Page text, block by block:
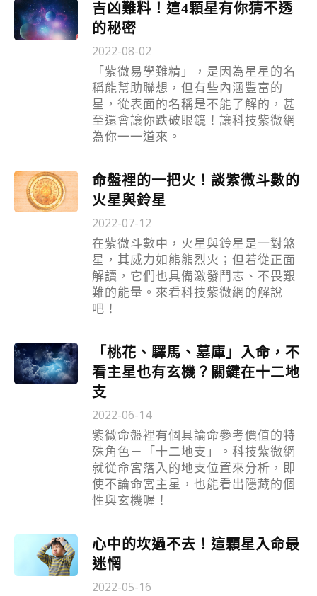
吉凶難料！這4顆星有你猜不透
的秘密
2022-08-02
「紫微易學難精」，是因為星星的名
稱能幫助聯想，但有些內涵豐富的
星，從表面的名稱是不能了解的，甚
至還會讓你跌破眼鏡！讓科技紫微網
為你一一道來。
命盤裡的一把火！談紫微斗數的
火星與鈴星
2022-07-12
在紫微斗數中，火星與鈴星是一對煞
星，其威力如熊熊烈火；但若從正面
解讀，它們也具備激發鬥志、不畏艱
難的能量。來看科技紫微網的解說
吧！
「桃花、驛馬、墓庫」入命，不
看主星也有玄機？關鍵在十二地
支
2022-06-14
紫微命盤裡有個具論命參考價值的特
殊角色－「十二地支」。科技紫微網
就從命宮落入的地支位置來分析，即
使不論命宮主星，也能看出隱藏的個
性與玄機喔！
心中的坎過不去！這顆星入命最
迷惘
2022-05-16